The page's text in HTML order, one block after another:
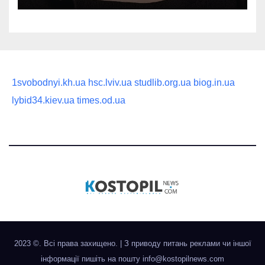
1svobodnyi.kh.ua hsc.lviv.ua studlib.org.ua biog.in.ua
lybid34.kiev.ua times.od.ua
2023 ©. Всі права захищено.
З приводу питань реклами чи іншої
інформації пишіть на пошту info@kostopilnews.com